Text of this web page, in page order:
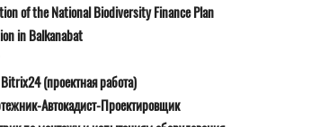
of the National Biodiversity Finance Plan
in Balkanabat
(проектная работа)
Автокадист-Проектировщик